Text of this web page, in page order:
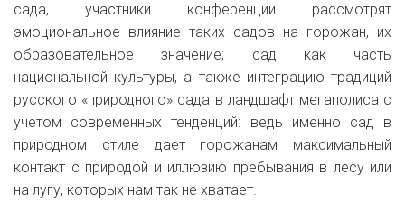
сада, участники конференции рассмотрят
эмоциональное влияние таких садов на горожан, их
образовательное значение; сад как часть
национальной культуры, а также интеграцию традиций
русского «природного» сада в ландшафт мегаполиса с
учетом современных тенденций: ведь именно сад в
природном стиле дает горожанам максимальный
контакт с природой и иллюзию пребывания в лесу или
на лугу, которых нам так не хватает.